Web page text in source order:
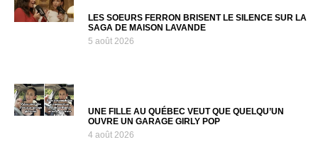
LES SOEURS FERRON BRISENT LE SILENCE SUR LA
SAGA DE MAISON LAVANDE
5 août 2026
UNE FILLE AU QUÉBEC VEUT QUE QUELQU’UN
OUVRE UN GARAGE GIRLY POP
4 août 2026